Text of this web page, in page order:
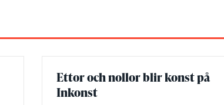
Ettor och nollor blir konst på
Inkonst